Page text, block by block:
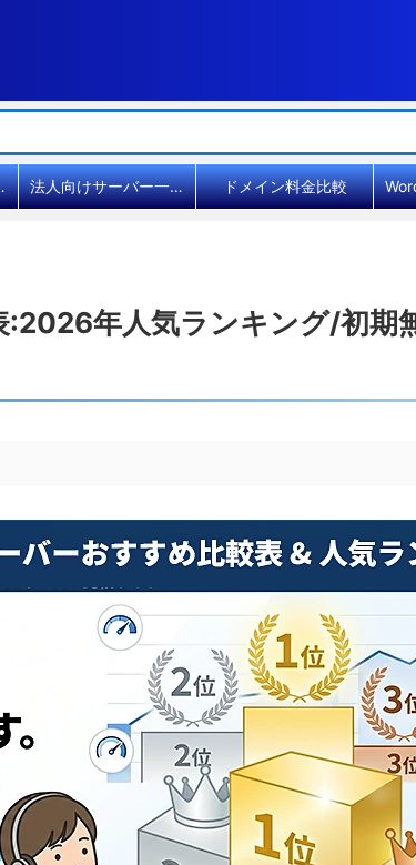
一覧 法人向けサーバー一覧 ドメイン料金比較
年人気ランキング/初期